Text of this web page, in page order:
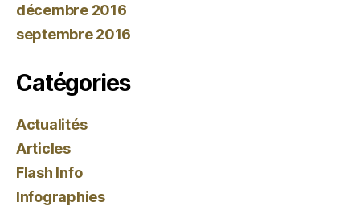
décembre 2016
septembre 2016
Catégories
Actualités
Articles
Flash Info
Infographies